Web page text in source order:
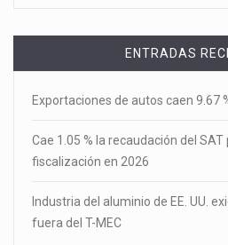
ENTRADAS
Exportaciones de autos caen 9.67
Cae 1.05 % la recaudación del
fiscalización en 2026
Industria del aluminio de EE. UU.
fuera del T-MEC